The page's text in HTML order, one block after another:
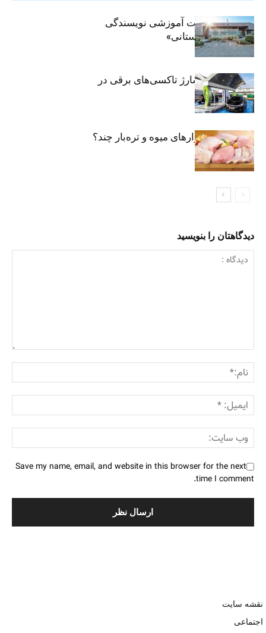
برگزاری جلسات آموزشی نویسندگی
«زندگی‌نامه داستانی»
توسعه شبکه شارژ تاکسی‌های برقی در
پایتخت
مرغ تازه در بازارهای میوه و تره‌بار چند؟
دیدگاهتان را بنویسید
Save my name, email, and website in this browser for the next
time I comment.
نقشه سایت
اجتماعی